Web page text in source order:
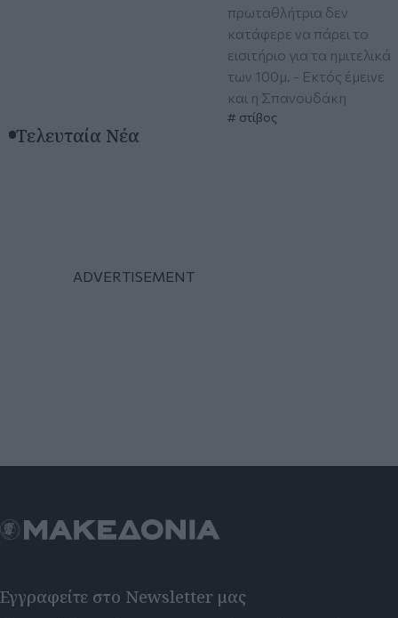
πρωταθλήτρια δεν
κατάφερε να πάρει το
εισιτήριο για τα ημιτελικά
των 100μ. - Εκτός έμεινε
και η Σπανουδάκη
στίβος
Τελευταία Νέα
Εγγραφείτε στο Newsletter μας